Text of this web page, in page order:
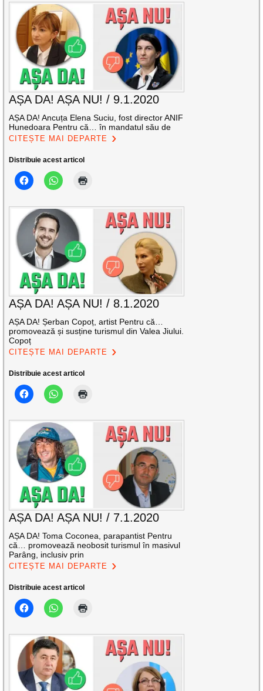
AȘA DA! AȘA NU! / 9.1.2020
AȘA DA! Ancuța Elena Suciu, fost director ANIF
Hunedoara Pentru că… în mandatul său de
CITEȘTE MAI DEPARTE
Distribuie acest articol
AȘA DA! AȘA NU! / 8.1.2020
AȘA DA! Șerban Copoț, artist Pentru că…
promovează și susține turismul din Valea Jiului.
Copoț
CITEȘTE MAI DEPARTE
Distribuie acest articol
AȘA DA! AȘA NU! / 7.1.2020
AȘA DA! Toma Coconea, parapantist Pentru
că… promovează neobosit turismul în masivul
Parâng, inclusiv prin
CITEȘTE MAI DEPARTE
Distribuie acest articol